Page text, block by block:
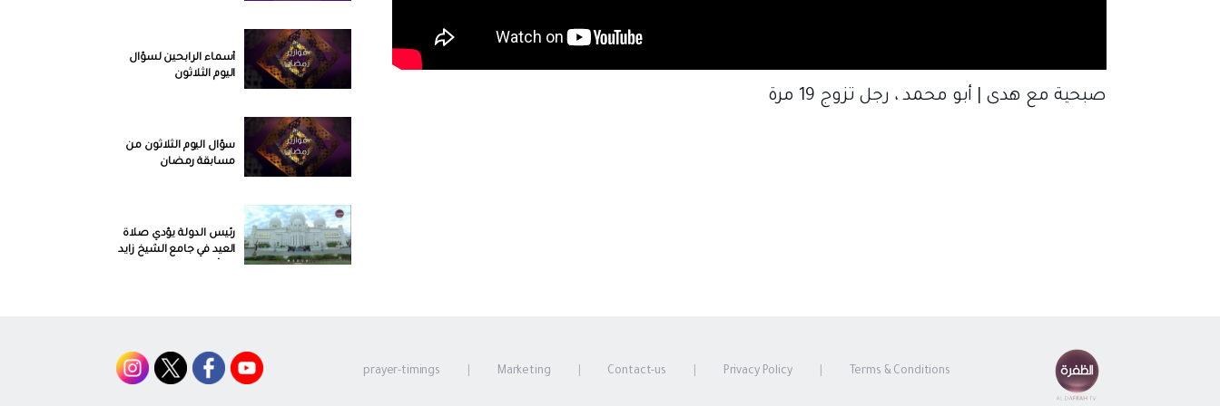
صبحية مع هدى | أبو محمد ، رجل تزوج 19 مرة
أسماء الرابحين لسؤال
اليوم الثلاثون
سؤال اليوم الثلاثون من
مسابقة رمضان
رئيس الدولة يؤدي صلاة
العيد في جامع الشيخ زايد
الإمارات | الحلقة الكاملة
Terms & Conditions
Privacy Policy
Contact-us
Marketing
prayer-timings